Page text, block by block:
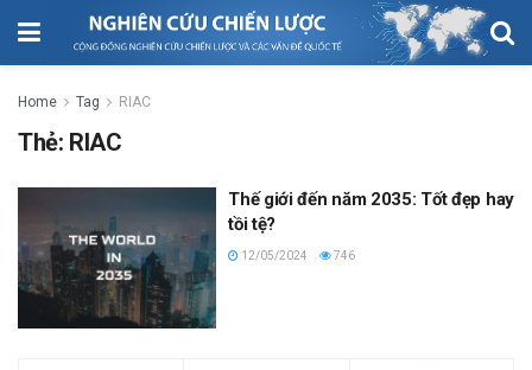
Home Tag RIAC
Thẻ: RIAC
Thế giới đến năm 2035: Tốt đẹp hay
tồi tệ?
12/05/2024 746